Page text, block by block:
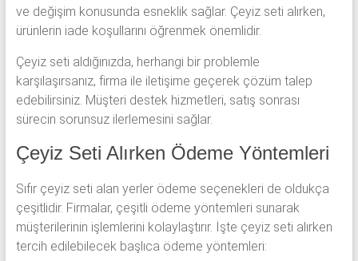
ve değişim konusunda esneklik sağlar. Çeyiz seti alırken,
ürünlerin iade koşullarını öğrenmek önemlidir.
Çeyiz seti aldığınızda, herhangi bir problemle
karşılaşırsanız, firma ile iletişime geçerek çözüm talep
edebilirsiniz. Müşteri destek hizmetleri, satış sonrası
sürecin sorunsuz ilerlemesini sağlar.
Çeyiz Seti Alırken Ödeme Yöntemleri
Sıfır çeyiz seti alan yerler ödeme seçenekleri de oldukça
çeşitlidir. Firmalar, çeşitli ödeme yöntemleri sunarak
müşterilerinin işlemlerini kolaylaştırır. İşte çeyiz seti alırken
tercih edilebilecek başlıca ödeme yöntemleri: